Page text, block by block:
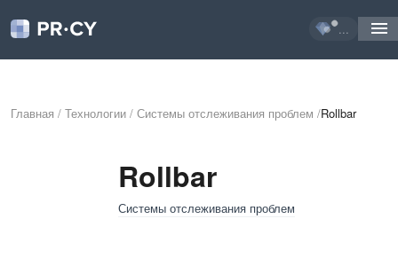
...
Главная / Технологии / Системы отслеживания проблем /Rollbar
Rollbar
Системы отслеживания проблем